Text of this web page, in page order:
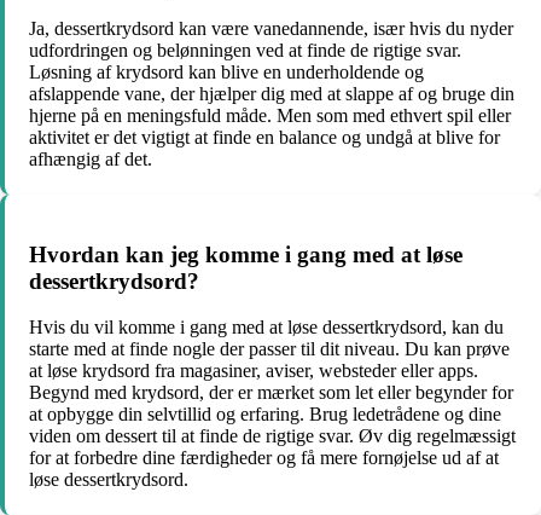
Ja, dessertkrydsord kan være vanedannende, især hvis du nyder
udfordringen og belønningen ved at finde de rigtige svar.
Løsning af krydsord kan blive en underholdende og
afslappende vane, der hjælper dig med at slappe af og bruge din
hjerne på en meningsfuld måde. Men som med ethvert spil eller
aktivitet er det vigtigt at finde en balance og undgå at blive for
afhængig af det.
Hvordan kan jeg komme i gang med at løse
dessertkrydsord?
Hvis du vil komme i gang med at løse dessertkrydsord, kan du
starte med at finde nogle der passer til dit niveau. Du kan prøve
at løse krydsord fra magasiner, aviser, websteder eller apps.
Begynd med krydsord, der er mærket som let eller begynder for
at opbygge din selvtillid og erfaring. Brug ledetrådene og dine
viden om dessert til at finde de rigtige svar. Øv dig regelmæssigt
for at forbedre dine færdigheder og få mere fornøjelse ud af at
løse dessertkrydsord.